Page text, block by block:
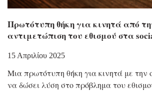
Πρωτότυπη θήκη για κινητά από
αντιμετώπιση του εθισμού στα
15 Απριλίου 2025
Μια πρωτότυπη θήκη για κινητά με την
να δώσει λύση στο πρόβλημα του